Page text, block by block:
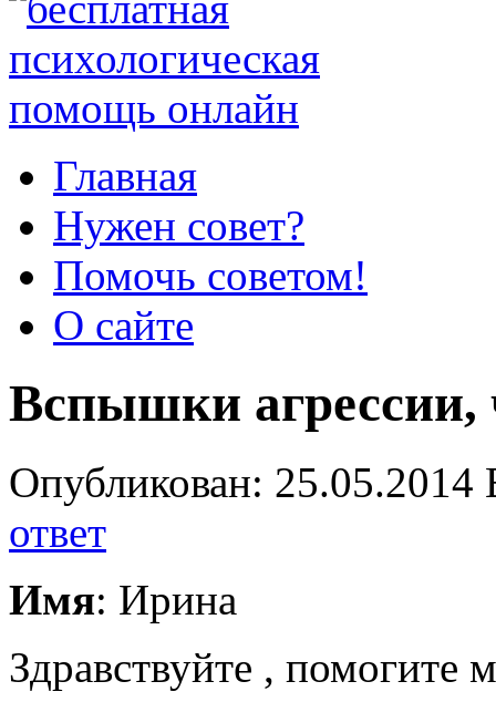
Главная
Нужен совет?
Помочь советом!
О сайте
Вспышки агрессии,
Опубликован:
ответ
Имя: Ирина
Здравствуйте , помогите